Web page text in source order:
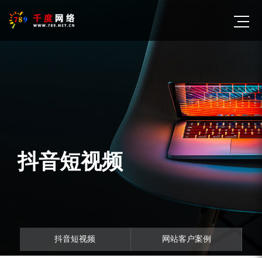
抖音短视频
抖音短视频 网站客户案例